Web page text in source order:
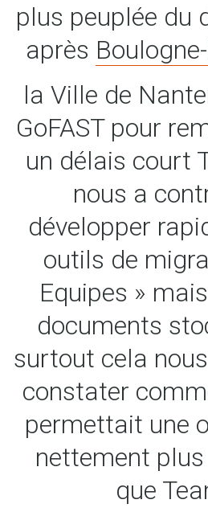
plus peuplée du
après
la Ville de
GoFAST pour
un délais court
nous a
développer
outils de
Equipes »
documents
surtout cela
constater
permettait une
nettement
que